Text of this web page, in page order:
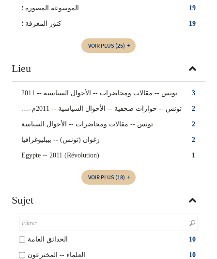
19 الموسوعة المصورة‏ ؛
19 كنوز المعرفة ؛
VOIR PLUS (25)
Lieu
3 تونس -- ‏مقالات ومحاضرات -- الأحوال السياسية -- 2011
2 تونس‏ -- ‏حوارات صحفية‏ -- ‏الأحوال السياسية‏ -- ‏2011م-....‏
2 تونس‏‏ -- ‏مقالات ومحاضرات -- ‏الأحوال ‏السياسة‏
2 زغوان (تونس)‏ -- ‏بيبليوغرافيا
1
Egypte -- 2011 (Révolution)
VOIR PLUS (18)
Sujet
10 الحدائق العامة
10 العلماء -- المخترعون